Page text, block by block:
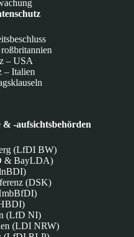
– USA
– Italien
-aufsichtsbehörden
(LfDI BW)
& BayLDA)
(DSK)
(LfD NI)
(LDI NRW)